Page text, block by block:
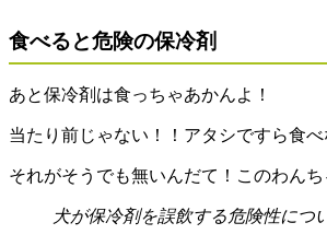
食べると危険の保冷剤
あと保冷剤は食っちゃあかんよ！
当たり前じゃない！！アタシですら食べ
それがそうでも無いんだて！このわん
犬が保冷剤を誤飲する危険性につ